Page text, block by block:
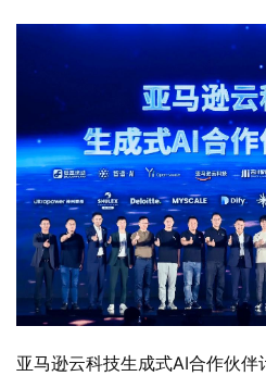
亚马逊云科技生成式AI合作伙伴